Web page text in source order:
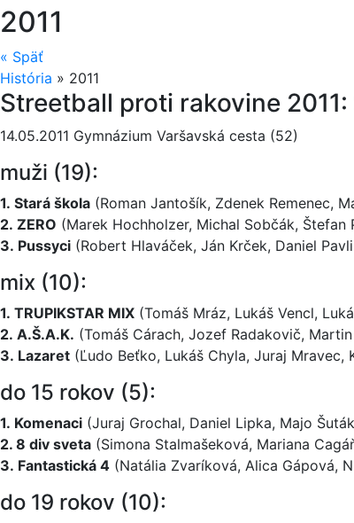
2011
« Späť
História » 2011
Streetball proti rakovine 2011:
14.05.2011 Gym­názium Varšavská cesta (52)
muži (19):
1. Stará škola (Roman Jantošík, Zdenek Remenec,
2. ZERO (Marek Hochholzer, Michal Sobčák, Štefan
3. Pussyci (Robert Hlaváček, Ján Krček, Daniel
mix (10):
1. TRUPIKSTAR MIX (Tomáš Mráz, Lukáš Vencl,
2. A.Š.A.K. (Tomáš Cárach, Jozef Radakovič,
3. Lazaret (Ľudo Beťko, Lukáš Chyla, Juraj Mravec,
do 15 rokov (5):
1. Komenaci (Juraj Grochal, Daniel Lipka, Majo
2. 8 div sveta (Simona Stalmašeková, Mariana
3. Fantastická 4 (Natália Zvaríková, Alica Gápová,
do 19 rokov (10):